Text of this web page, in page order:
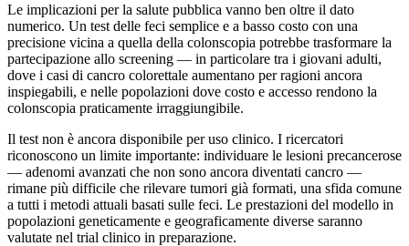
Le implicazioni per la salute pubblica vanno ben oltre il dato
numerico. Un test delle feci semplice e a basso costo con una
precisione vicina a quella della colonscopia potrebbe trasformare la
partecipazione allo screening — in particolare tra i giovani adulti,
dove i casi di cancro colorettale aumentano per ragioni ancora
inspiegabili, e nelle popolazioni dove costo e accesso rendono la
colonscopia praticamente irraggiungibile.
Il test non è ancora disponibile per uso clinico. I ricercatori
riconoscono un limite importante: individuare le lesioni precancerose
— adenomi avanzati che non sono ancora diventati cancro —
rimane più difficile che rilevare tumori già formati, una sfida comune
a tutti i metodi attuali basati sulle feci. Le prestazioni del modello in
popolazioni geneticamente e geograficamente diverse saranno
valutate nel trial clinico in preparazione.